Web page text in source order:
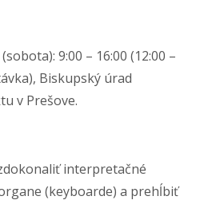
9:00 – 16:00 (12:00 –
Biskupský úrad
v Prešove.
interpretačné
(keyboarde) a prehĺbiť